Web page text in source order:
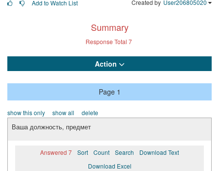
Add to Watch List
Created by User206805020
Summary
Response Total 7
Action
Page 1
show this only show all delete
Ваша должность, предмет
Answered 7 Sort Count Search
Download Text
Download Excel